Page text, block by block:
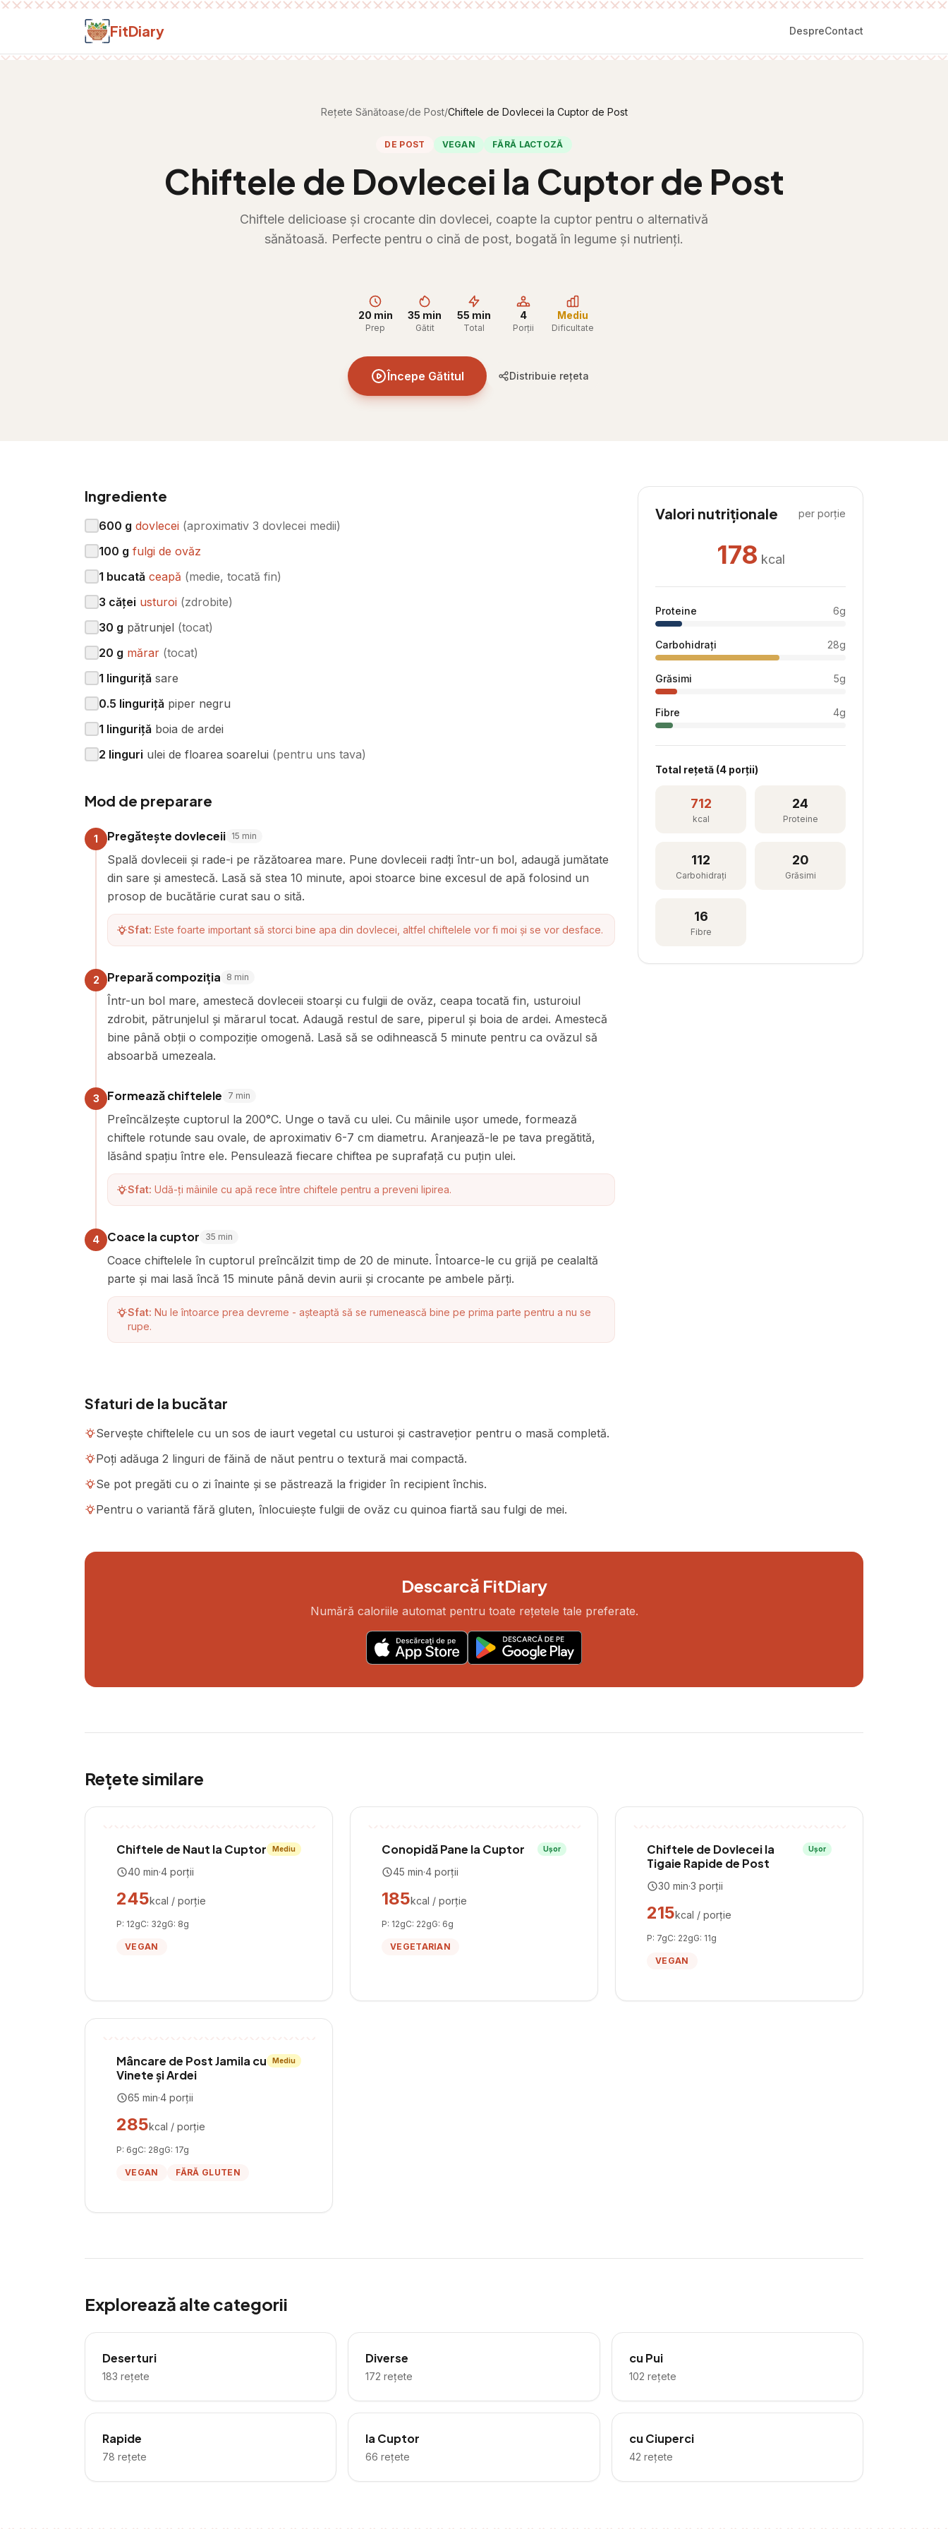
Salt la conținut
FitDiary DespreContact
Rețete Sănătoase/de Post/Chiftele de Dovlecei la Cuptor de Post
DE POST VEGAN FĂRĂ LACTOZĂ
Chiftele de Dovlecei la Cuptor de Post
Chiftele delicioase și crocante din dovlecei, coapte la cuptor pentru o alternativă
sănătoasă. Perfecte pentru o cină de post, bogată în legume și nutrienți.
20 min
Prep
35 min
Gătit
55 min
Total
4
Porții
Mediu
Dificultate
Începe Gătitul Distribuie rețeta
Ingrediente
600 g dovlecei (aproximativ 3 dovlecei medii)
100 g fulgi de ovăz
1 bucată ceapă (medie, tocată fin)
3 căței usturoi (zdrobite)
30 g pătrunjel (tocat)
20 g mărar (tocat)
1 linguriță sare
0.5 linguriță piper negru
1 linguriță boia de ardei
2 linguri ulei de floarea soarelui (pentru uns tava)
Mod de preparare
1 Pregătește dovleceii 15 min
Spală dovleceii și rade-i pe răzătoarea mare. Pune dovleceii radți într-un bol, adaugă jumătate
din sare și amestecă. Lasă să stea 10 minute, apoi stoarce bine excesul de apă folosind un
prosop de bucătărie curat sau o sită.
Sfat: Este foarte important să storci bine apa din dovlecei, altfel chiftelele vor fi moi și se vor desface.
2 Prepară compoziția 8 min
Într-un bol mare, amestecă dovleceii stoarși cu fulgii de ovăz, ceapa tocată fin, usturoiul
zdrobit, pătrunjelul și mărarul tocat. Adaugă restul de sare, piperul și boia de ardei. Amestecă
bine până obții o compoziție omogenă. Lasă să se odihnească 5 minute pentru ca ovăzul să
absoarbă umezeala.
3 Formează chiftelele 7 min
Preîncălzește cuptorul la 200°C. Unge o tavă cu ulei. Cu mâinile ușor umede, formează
chiftele rotunde sau ovale, de aproximativ 6-7 cm diametru. Aranjează-le pe tava pregătită,
lăsând spațiu între ele. Pensulează fiecare chiftea pe suprafață cu puțin ulei.
Sfat: Udă-ți mâinile cu apă rece între chiftele pentru a preveni lipirea.
4 Coace la cuptor 35 min
Coace chiftelele în cuptorul preîncălzit timp de 20 de minute. Întoarce-le cu grijă pe cealaltă
parte și mai lasă încă 15 minute până devin aurii și crocante pe ambele părți.
Sfat: Nu le întoarce prea devreme - așteaptă să se rumenească bine pe prima parte pentru a nu se
rupe.
Sfaturi de la bucătar
Servește chiftelele cu un sos de iaurt vegetal cu usturoi și castravețior pentru o masă completă.
Poți adăuga 2 linguri de făină de năut pentru o textură mai compactă.
Se pot pregăti cu o zi înainte și se păstrează la frigider în recipient închis.
Pentru o variantă fără gluten, înlocuiește fulgii de ovăz cu quinoa fiartă sau fulgi de mei.
Valori nutriționale per porție
178 kcal
Proteine 6g
Carbohidrați 28g
Grăsimi 5g
Fibre 4g
Total rețetă (4 porții)
712
kcal
24
Proteine
112
Carbohidrați
20
Grăsimi
16
Fibre
Descarcă FitDiary
Numără caloriile automat pentru toate rețetele tale preferate.
Rețete similare
Chiftele de Naut la Cuptor Mediu
40 min·4 porții
245kcal / porție
P: 12gC: 32gG: 8g
VEGAN
Conopidă Pane la Cuptor Ușor
45 min·4 porții
185kcal / porție
P: 12gC: 22gG: 6g
VEGETARIAN
Chiftele de Dovlecei la
Tigaie Rapide de Post
Ușor
30 min·3 porții
215kcal / porție
P: 7gC: 22gG: 11g
VEGAN
Mâncare de Post Jamila cu
Vinete și Ardei
Mediu
65 min·4 porții
285kcal / porție
P: 6gC: 28gG: 17g
VEGAN FĂRĂ GLUTEN
Explorează alte categorii
Deserturi
183 rețete
Diverse
172 rețete
cu Pui
102 rețete
Rapide
78 rețete
la Cuptor
66 rețete
cu Ciuperci
42 rețete